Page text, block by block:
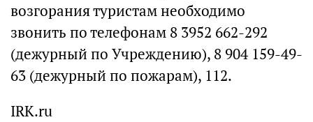
возгорания туристам необходимо
звонить по телефонам 8 3952 662-292
(дежурный по Учреждению), 8 904 159-49-
63 (дежурный по пожарам), 112.
IRK.ru